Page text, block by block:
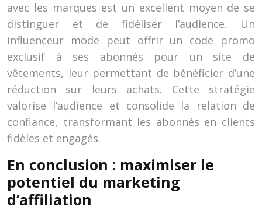
avec les marques est un excellent moyen de se
distinguer et de fidéliser l’audience. Un
influenceur mode peut offrir un code promo
exclusif à ses abonnés pour un site de
vêtements, leur permettant de bénéficier d’une
réduction sur leurs achats. Cette stratégie
valorise l’audience et consolide la relation de
confiance, transformant les abonnés en clients
fidèles et engagés.
En conclusion : maximiser le
potentiel du marketing
d’affiliation